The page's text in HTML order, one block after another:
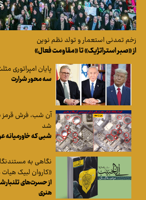
زخم تمدنی استعمار و تولد نظم نوین
از «صبر استراتژیک» تا «مقاومت فعال»
پایان امپراتوری
سه‌ محور شرارت
آن شب، فرش قرمز
شد
شبی که
نگاهی به
«کاروان لبیک هیات
از حسرت‌های
هنری